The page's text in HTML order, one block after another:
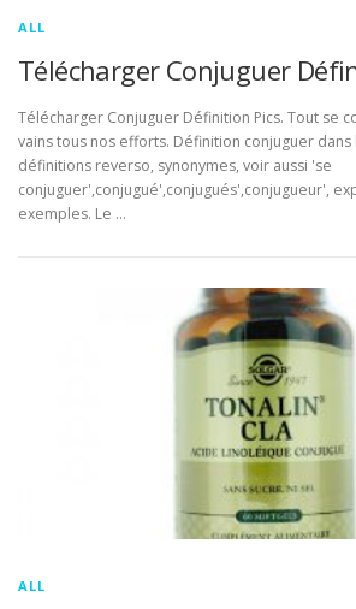
ALL
Télécharger Conjuguer
Télécharger Conjuguer Définition Pics. Tout se
vains tous nos efforts. Définition conjuguer
définitions reverso, synonymes, voir aussi 'se
conjuguer',conjugué',conjugués',conjugueur',
exemples. Le …
ALL